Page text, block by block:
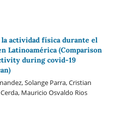
actividad física durante el
Latinoamérica (Comparison
during covid-19
Solange Parra, Cristian
Mauricio Osvaldo Rios